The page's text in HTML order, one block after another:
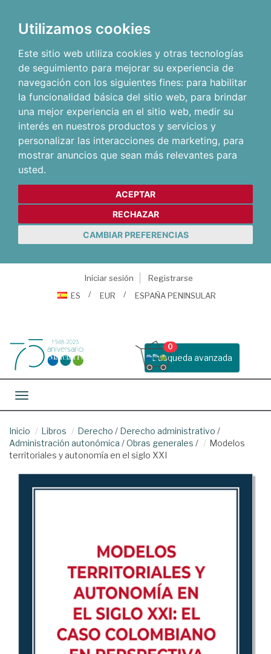
Utilizamos cookies
Este sitio web utiliza cookies y otras tecnologías
de seguimiento para mejorar su experiencia de
navegación con los siguientes fines: para habilitar
la funcionalidad básica del sitio web, para brindar
una mejor experiencia en el sitio web, medir su
interés en nuestros productos y servicios y
personalizar las interacciones de marketing, para
mostrar anuncios que sean más relevantes para
usted.
ACEPTAR
RECHAZAR
CAMBIAR PREFERENCIAS
Iniciar sesión
Registrarse
ES
EUR ESPAÑA PENINSULAR
Busqueda avanzada
0
Toggle navigation
Inicio Libros Derecho / Derecho administrativo /
Administración autonómica /Obras generales /
Modelos
territoriales y autonomía en el siglo XXI